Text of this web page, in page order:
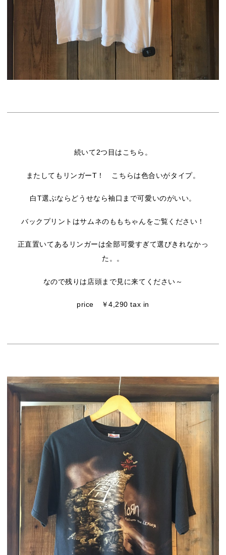
続いて2つ目はこちら。
またしてもリンガーT！ こちらは色合いがタイプ。
白T選ぶならどうせなら袖口まで可愛いのがいい。
バックプリントはサムネのももちゃんをご覧ください！
正直置いてあるリンガーは全部可愛すぎて選びきれなかっ
た。。
なので残りは店頭まで見に来てください～
price ￥4,290 tax in